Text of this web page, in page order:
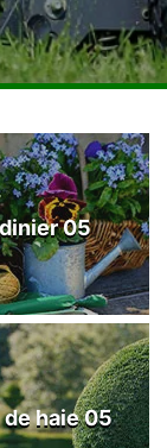
05
de haie 05